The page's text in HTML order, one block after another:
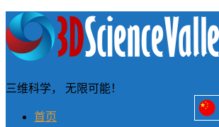
三维科学， 无限可能！
首页